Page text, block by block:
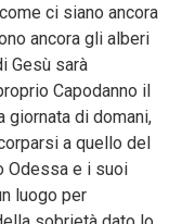
ci siano ancora
ancora gli alberi
Gesù sarà
Capodanno il
giornata di domani,
a quello del
Odessa e i suoi
luogo per